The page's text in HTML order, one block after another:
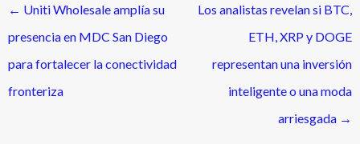
← Uniti Wholesale amplía su
presencia en MDC San Diego
para fortalecer la conectividad
fronteriza
Los analistas revelan si BTC,
ETH, XRP y DOGE
representan una inversión
inteligente o una moda
arriesgada →